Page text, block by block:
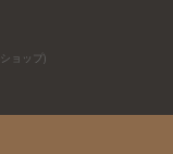
ョップ)